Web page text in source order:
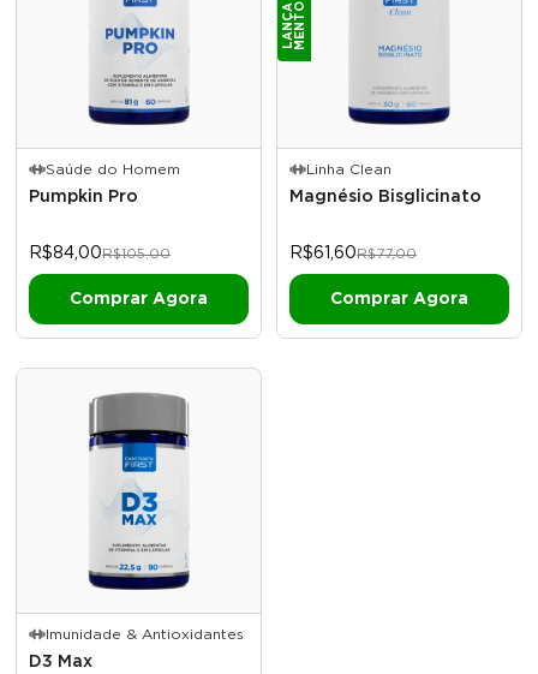
Saúde do Homem
Pumpkin Pro
R$84,00R$105,00
L
A
N
Ç
A
M
E
N
TO
Linha Clean
Magnésio Bisglicinato
R$61,60R$77,00
Imunidade & Antioxidantes
D3 Max